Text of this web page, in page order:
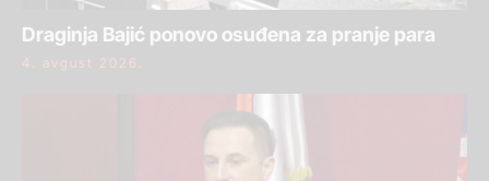
Draginja Bajić ponovo osuđena za pranje para
4. avgust 2026.